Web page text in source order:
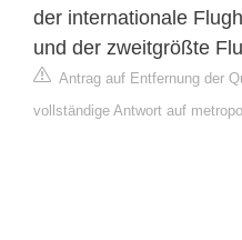
der internationale
und der zweitgrößte
Antrag auf Entfernung der
vollständige Antwort auf